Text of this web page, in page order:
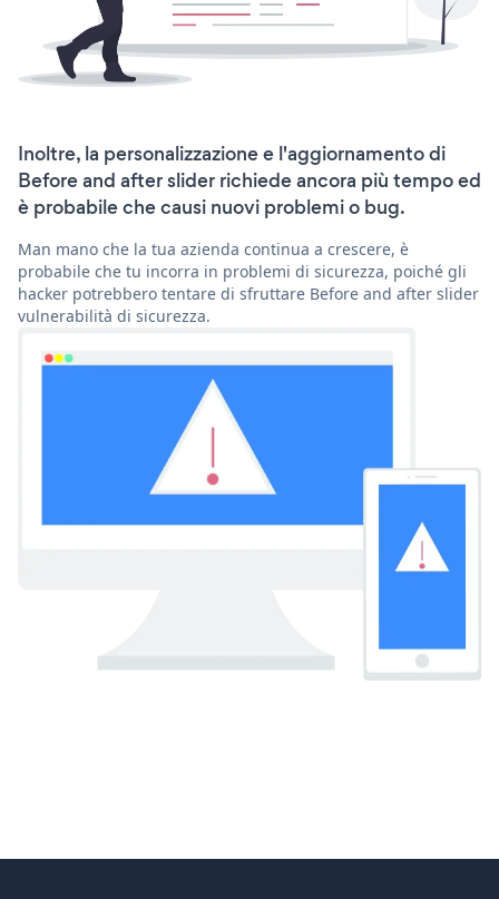
Inoltre, la personalizzazione e l'aggiornamento di
Before and after slider richiede ancora più tempo ed
è probabile che causi nuovi problemi o bug.
Man mano che la tua azienda continua a crescere, è
probabile che tu incorra in problemi di sicurezza, poiché gli
hacker potrebbero tentare di sfruttare Before and after slider
vulnerabilità di sicurezza.